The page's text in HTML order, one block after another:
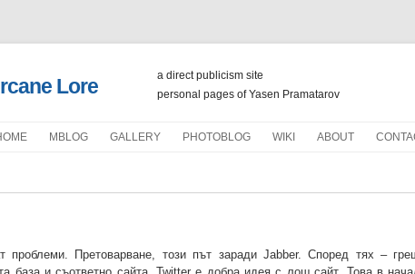
Lore
a direct publicism site
personal pages of Yasen Pramatarov
ΜBLOG GALLERY PHOTOBLOG WIKI ABOUT
проблеми. Претоварване, този път заради Jabber. Според тях –